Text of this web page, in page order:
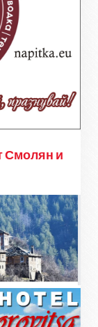
Смолян и